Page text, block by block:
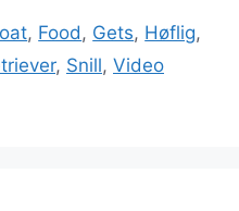
, Food , Gets, Høflig,
, Snill, Video